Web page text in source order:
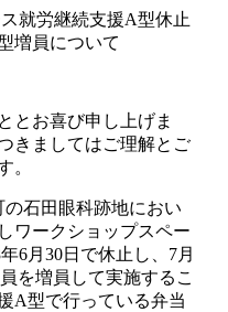
就労継続支援A型休止
増員について
とお喜び申し上げま
きましてはご理解とご
。
石田眼科跡地におい
ワークショップスペー
6月30日で休止し、7月
を増員して実施するこ
A型で行っている弁当